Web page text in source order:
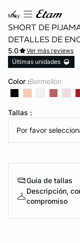
DE PANTIES
ahora
milky
SHORT DE
DETALLES DE
5.0
Ver más reviews
Últimas unidades
Color : bermellón
Tallas :
Por favor
Guía de tallas
Descripción,
compromiso